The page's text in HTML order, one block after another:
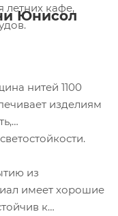
летних кафе,
Юнисол
нитей 1100
изделиям
из
имеет хорошие
к